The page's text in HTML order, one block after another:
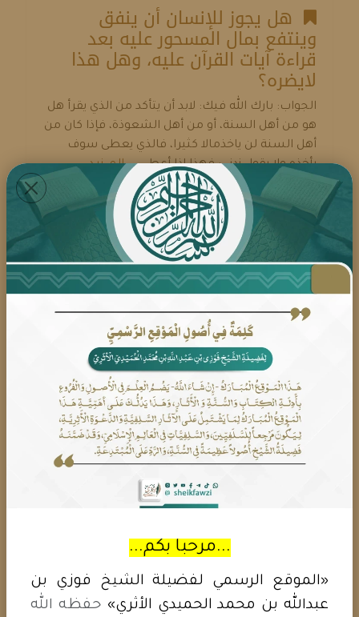
هل يجوز للإنسان أن ينفق
وينتفع بمال المسحور عليه بعد
قراءة آيات القرآن عليه، وهل هذا
لايضره؟
الجواب: بارك الله فيك: لابد أن يتأكد من الذي يقرأ هل
هو من أهل السنة، أو من أهل الشعوذة، فإذا كان من
أهل السنة لن ياخذمالا كثيرا، فالذي يعطى سوف
يأخذه ولا يقول زدني: فهذا إذا أعطي ...المـــزيـد ...
أنا أعالج بالقرآن ولا أشترط أجرا
فما حكم هذا المال الذي يعطيني
إياه المريض مع العلم أن كثيرامن
الأحيان لا آخذ مالا؟
الجواب: بارك الله فيك: فلا بأس باخذكم للمال إذا
أعطوك إياه....المـــزيـد ...
ما حكم شراء الألف اليمني
القديم بألفين الجديد هل هذا من
الجواب: بارك الله فيك: شراء عملة قديمة، بعملة
بالزيادة، لأن العملة القديمة: لم تستعمل، وانقطع
...مرحبا بكم...
«الموقع الرسمي لفضيلة الشيخ فوزي بن
عبدالله بن محمد الحميدي الأثري» حفظه الله